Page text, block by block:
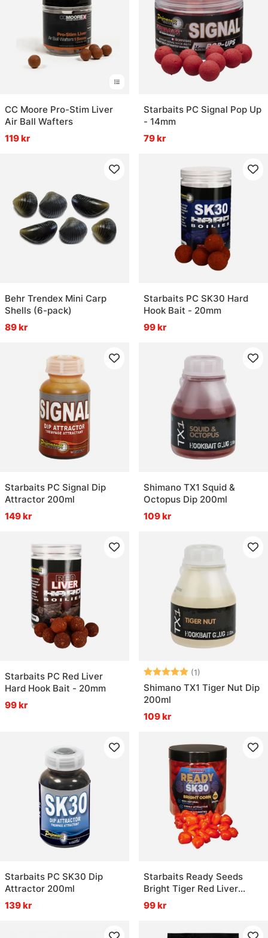
CC Moore Pro-Stim Liver
Air Ball Wafters
119 kr
Starbaits PC Signal Pop Up
- 14mm
79 kr
Behr Trendex Mini Carp
Shells (6-pack)
89 kr
Starbaits PC SK30 Hard
Hook Bait - 20mm
99 kr
Starbaits PC Signal Dip
Attractor 200ml
149 kr
Shimano TX1 Squid &
Octopus Dip 200ml
109 kr
Starbaits PC Red Liver
Hard Hook Bait - 20mm
99 kr
Betyg: (1)
Shimano TX1 Tiger Nut Dip
200ml
109 kr
Starbaits PC SK30 Dip
Attractor 200ml
139 kr
Starbaits Ready Seeds
Bright Tiger Red Liver
250ml
99 kr